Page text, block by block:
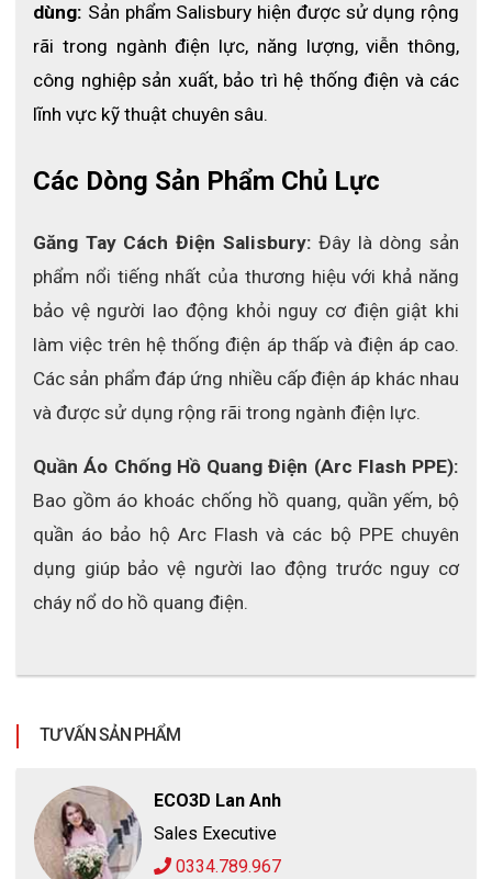
dùng: Sản phẩm Salisbury hiện được sử dụng rộng
rãi trong ngành điện lực, năng lượng, viễn thông,
công nghiệp sản xuất, bảo trì hệ thống điện và các
lĩnh vực kỹ thuật chuyên sâu.
Các Dòng Sản Phẩm Chủ Lực
Găng Tay Cách Điện Salisbury: Đây là dòng sản
phẩm nổi tiếng nhất của thương hiệu với khả năng
bảo vệ người lao động khỏi nguy cơ điện giật khi
làm việc trên hệ thống điện áp thấp và điện áp cao.
Các sản phẩm đáp ứng nhiều cấp điện áp khác nhau
và được sử dụng rộng rãi trong ngành điện lực.
Bao gồm áo khoác chống hồ quang, quần yếm, bộ
quần áo bảo hộ Arc Flash và các bộ PPE chuyên
dụng giúp bảo vệ người lao động trước nguy cơ
cháy nổ do hồ quang điện.
TƯ VẤN SẢN PHẨM
ECO3D Lan Anh
Sales Executive
0334.789.967